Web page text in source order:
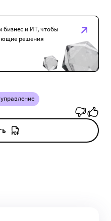
бизнес и ИТ, чтобы
решения